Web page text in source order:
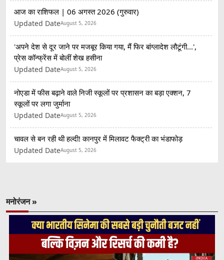
आज का राशिफल | 06 अगस्त 2026 (गुरुवार)
Updated DateAugust 5, 2026
'अपने देश से दूर जाने पर मजबूर किया गया, मैं फिर बांग्लादेश लौटूंगी...',
प्रेस कॉन्फ्रेंस में बोलीं शेख हसीना
Updated DateAugust 5, 2026
नोएडा में फीस बढ़ाने वाले निजी स्कूलों पर प्रशासन का बड़ा एक्शन, 7
स्कूलों पर लगा जुर्माना
Updated DateAugust 5, 2026
चावल से बन रही थी हल्दी! कानपुर में मिलावट फैक्ट्री का भंडाफोड़
Updated DateAugust 5, 2026
मनोरंजन »